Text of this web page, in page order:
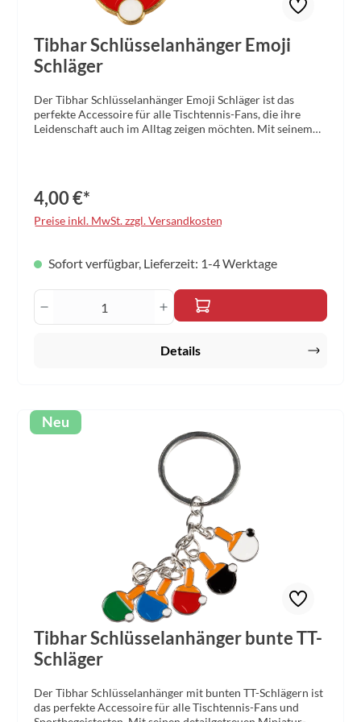
Tibhar Schlüsselanhänger Emoji
Schläger
Der Tibhar Schlüsselanhänger Emoji Schläger ist das
perfekte Accessoire für alle Tischtennis-Fans, die ihre
Leidenschaft auch im Alltag zeigen möchten. Mit seinem
und langlebige Qualität. Das detailgetreue Design des
Tischtennisschlägers macht ihn zu einem echten Blickfang
– ob am Schlüsselbund, an der Tasche oder als dekoratives
StilMaterial: Hochwertiges MetallVerwendung:
Schlüsselbund, Tasche, Rucksack oder als Geschenk
4,00 €*
Preise inkl. MwSt. zzgl. Versandkosten
Sofort verfügbar, Lieferzeit: 1-4 Werktage
Produkt Anzahl: Gib den gewünschten
Details
Neu
Tibhar Schlüsselanhänger bunte TT-
Schläger
Der Tibhar Schlüsselanhänger mit bunten TT-Schlägern ist
das perfekte Accessoire für alle Tischtennis-Fans und